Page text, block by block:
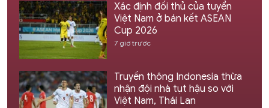
Xác định đối thủ của tuyển
Việt Nam ở bán kết ASEAN
Cup 2026
7 giờ trước
Truyền thông Indonesia thừa
nhận đội nhà tụt hậu so với
Việt Nam, Thái Lan